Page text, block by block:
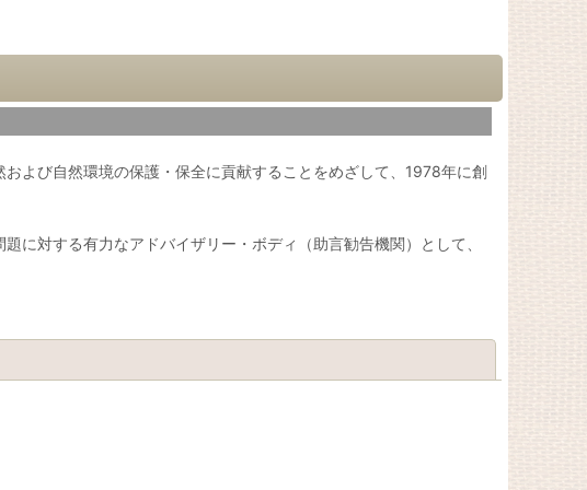
よび自然環境の保護・保全に貢献することをめざして、1978年に創
に対する有力なアドバイザリー・ボディ（助言勧告機関）として、